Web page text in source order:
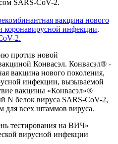
вакцина нового
коронавирусной инфекции,
2.
против новой
Конвасэл. Конвасэл® -
вакцина нового поколения,
инфекции, вызываемой
вакцины «Конвасэл»®
N белок вируса SARS-CoV-2,
для всех штаммов вируса.